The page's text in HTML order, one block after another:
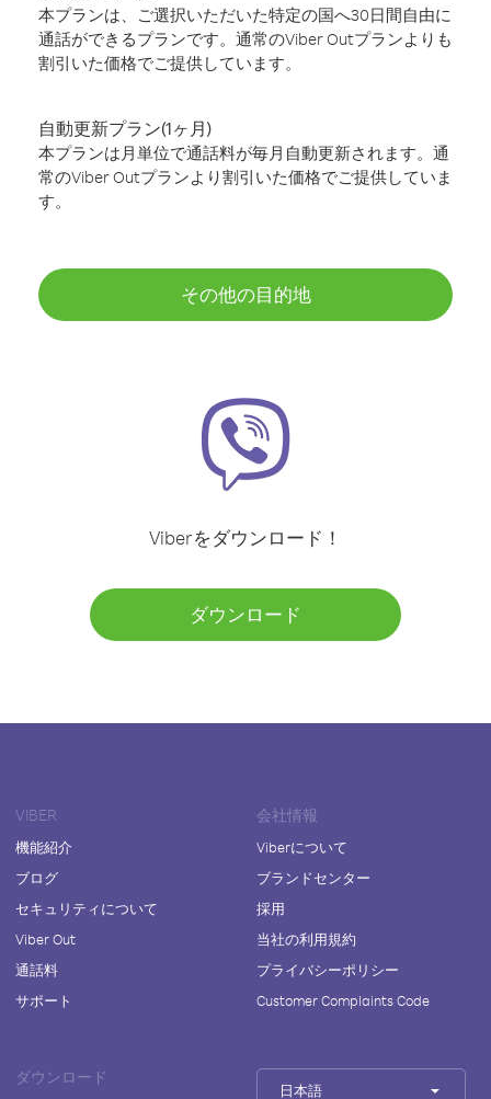
本プランは、ご選択いただいた特定の国へ30日間自由に
通話ができるプランです。通常のViber Outプランよりも
割引いた価格でご提供しています。
自動更新プラン(1ヶ月)
本プランは月単位で通話料が毎月自動更新されます。通
常のViber Outプランより割引いた価格でご提供していま
す。
その他の目的地
Viberをダウンロード！
ダウンロード
VIBER
機能紹介
ブログ
セキュリティについて
Viber Out
通話料
サポート
会社情報
Viberについて
ブランドセンター
採用
当社の利用規約
プライバシーポリシー
Customer Complaints Code
ダウンロード
日本語